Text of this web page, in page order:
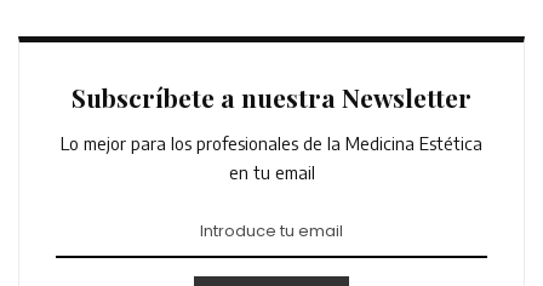
Subscríbete a nuestra Newsletter
Lo mejor para los profesionales de la Medicina Estética
en tu email